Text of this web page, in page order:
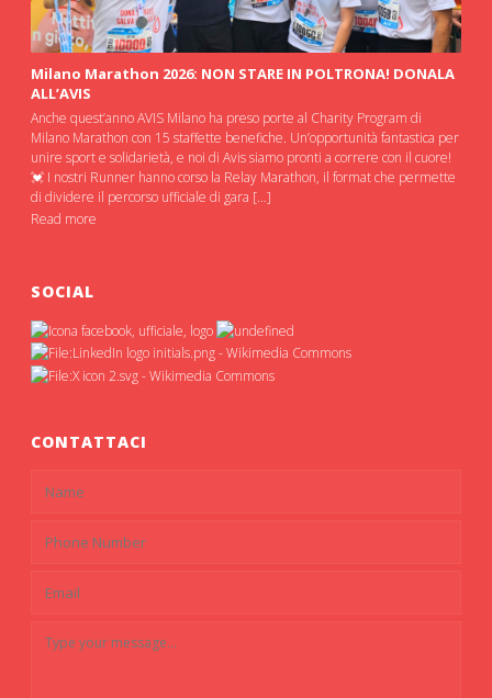
Milano Marathon 2026: NON STARE IN POLTRONA! DONALA
ALL’AVIS
Anche quest’anno AVIS Milano ha preso porte al Charity Program di
Milano Marathon con 15 staffette benefiche. Un’opportunità fantastica per
unire sport e solidarietà, e noi di Avis siamo pronti a correre con il cuore!
💓 I nostri Runner hanno corso la Relay Marathon, il format che permette
di dividere il percorso ufficiale di gara […]
Read more
SOCIAL
CONTATTACI